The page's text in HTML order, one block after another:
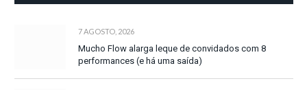
7 AGOSTO, 2026
Mucho Flow alarga leque de convidados com 8
performances (e há uma saída)